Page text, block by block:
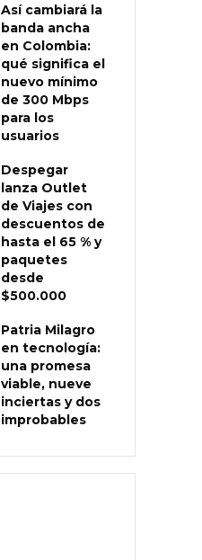
Así cambiará la
banda ancha
en Colombia:
qué significa el
nuevo mínimo
de 300 Mbps
para los
usuarios
Despegar
lanza Outlet
de Viajes con
descuentos de
hasta el 65 % y
paquetes
desde
$500.000
Patria Milagro
en tecnología:
una promesa
viable, nueve
inciertas y dos
improbables